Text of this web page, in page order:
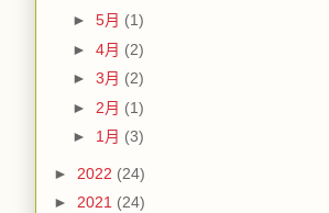
► 5月 (1)
► 4月 (2)
► 3月 (2)
► 2月 (1)
► 1月 (3)
► 2022 (24)
► 2021 (24)